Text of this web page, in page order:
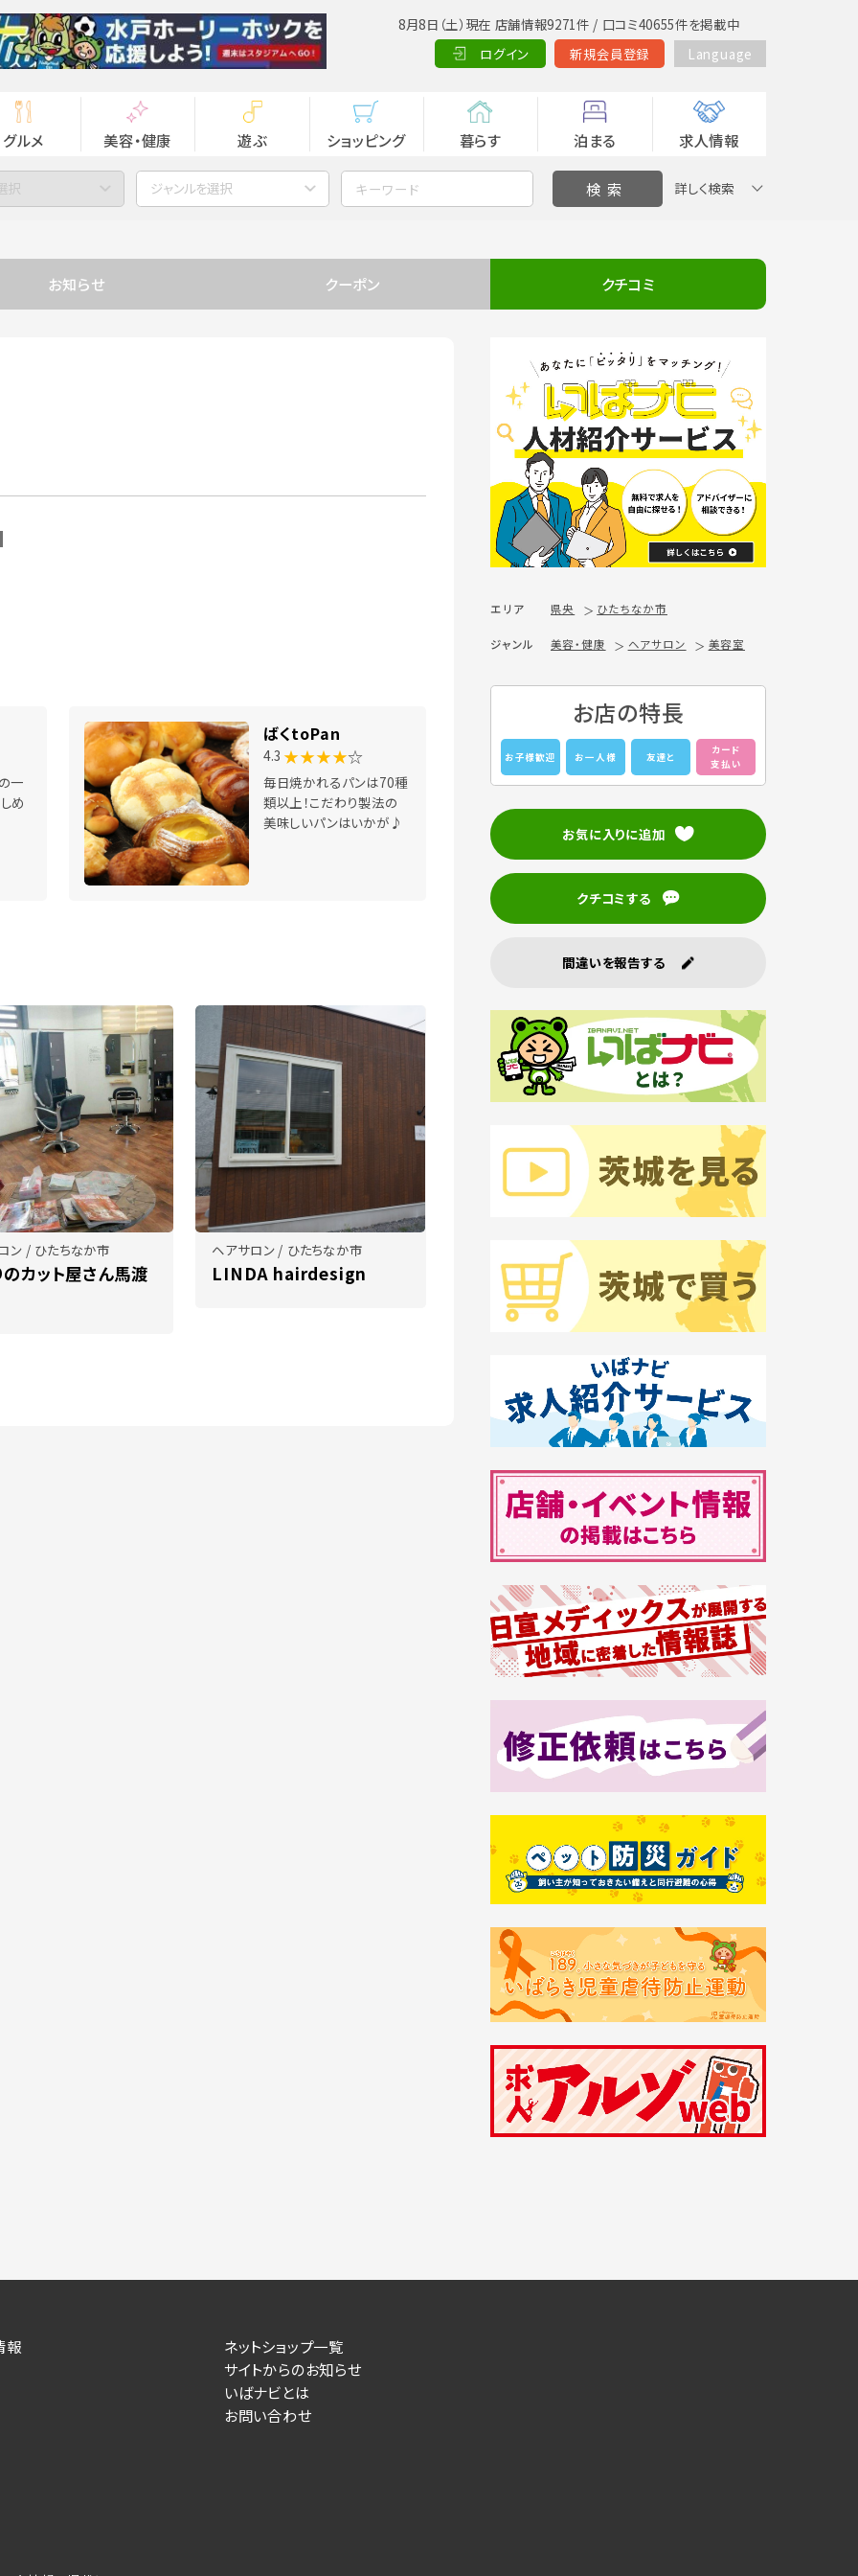
8月8日（土）現在 店舗情報9271件 / 口コミ40655件を掲載中
ログイン
新規会員登録 Language
グルメ 美容・健康 遊ぶ ショッピング 暮らす 泊まる 求人情報
択 ジャンルを選択 詳しく検索
お知らせ クーポン クチコミ
一
め
ばくtoPan
4.3 ★★★★☆
毎日焼かれるパンは70種
類以上！こだわり製法の
美味しいパンはいかが♪
ン / ひたちなか市
のカット屋さん馬渡
ヘアサロン / ひたちなか市
LINDA hairdesign
エリア 県央 ひたちなか市
ジャンル 美容・健康 ヘアサロン 美容室
お店の特長
お子様歓迎 お一人様 友達と
カード
支払い
お気に入りに追加
クチコミする
間違いを報告する
報
ネットショップ一覧
サイトからのお知らせ
いばナビとは
お問い合わせ